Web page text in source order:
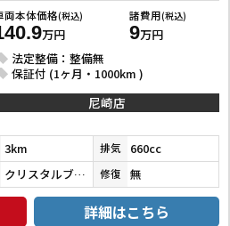
両本体価格(税込)
万円
諸費用(税込)
9万円
法定整備：整備無
保証付 (1ヶ月・1000km )
尼崎店
3km 排気 660cc
クリスタルブラックパール 修復 無
詳細はこちら